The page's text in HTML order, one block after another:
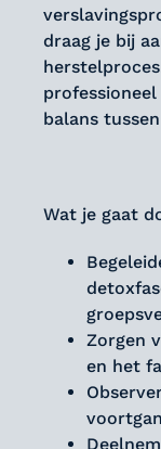
draag je bij
balans
Wat je gaat
Zorgen
en het